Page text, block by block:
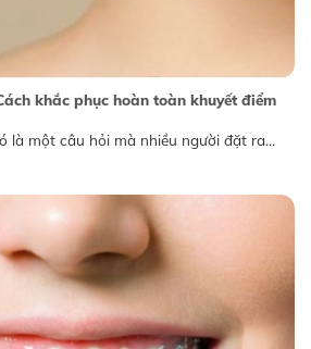
khắc phục hoàn toàn khuyết điểm
là một câu hỏi mà nhiều người đặt ra...